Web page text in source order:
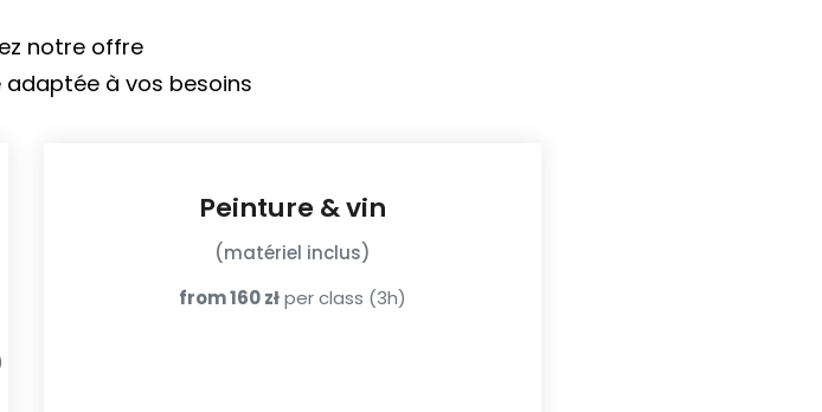
notre offre
à vos besoins
Peinture & vin
(matériel inclus)
from 160 złper class (3h)